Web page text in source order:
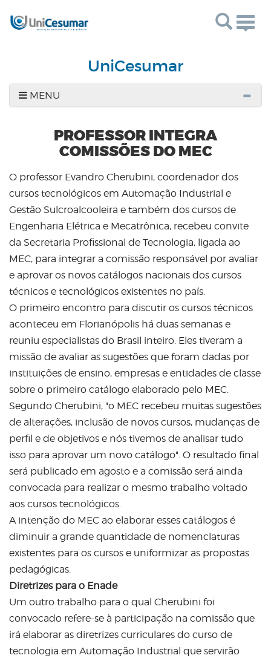
UniCesumar
MENU
PROFESSOR INTEGRA
COMISSÕES DO MEC
O professor Evandro Cherubini, coordenador dos
cursos tecnológicos em Automação Industrial e
Gestão Sulcroalcooleira e também dos cursos de
Engenharia Elétrica e Mecatrônica, recebeu convite
da Secretaria Profissional de Tecnologia, ligada ao
MEC, para integrar a comissão responsável por avaliar
e aprovar os novos catálogos nacionais dos cursos
técnicos e tecnológicos existentes no país.
O primeiro encontro para discutir os cursos técnicos
aconteceu em Florianópolis há duas semanas e
reuniu especialistas do Brasil inteiro. Eles tiveram a
missão de avaliar as sugestões que foram dadas por
instituições de ensino, empresas e entidades de classe
sobre o primeiro catálogo elaborado pelo MEC.
Segundo Cherubini, "o MEC recebeu muitas sugestões
de alterações, inclusão de novos cursos, mudanças de
perfil e de objetivos e nós tivemos de analisar tudo
isso para aprovar um novo catálogo". O resultado final
será publicado em agosto e a comissão será ainda
convocada para realizar o mesmo trabalho voltado
aos cursos tecnológicos.
A intenção do MEC ao elaborar esses catálogos é
diminuir a grande quantidade de nomenclaturas
existentes para os cursos e uniformizar as propostas
pedagógicas.
Diretrizes para o Enade
Um outro trabalho para o qual Cherubini foi
convocado refere-se à participação na comissão que
irá elaborar as diretrizes curriculares do curso de
tecnologia em Automação Industrial que servirão